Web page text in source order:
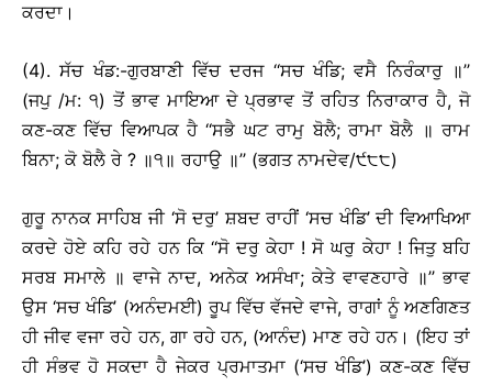
ਕਰਦਾ।
(4). ਸੱਚ ਖੰਡ:-ਗੁਰਬਾਣੀ ਵਿੱਚ ਦਰਜ ‘‘ਸਚ ਖੰਡਿ; ਵਸੈ ਨਿਰੰਕਾਰੁ ॥’’
(ਜਪੁ /ਮ: ੧) ਤੋਂ ਭਾਵ ਮਾਇਆ ਦੇ ਪ੍ਰਭਾਵ ਤੋਂ ਰਹਿਤ ਨਿਰਾਕਾਰ ਹੈ, ਜੋ
ਕਣ-ਕਣ ਵਿੱਚ ਵਿਆਪਕ ਹੈ ‘‘ਸਭੈ ਘਟ ਰਾਮੁ ਬੋਲੈ; ਰਾਮਾ ਬੋਲੈ ॥ ਰਾਮ
ਬਿਨਾ; ਕੋ ਬੋਲੈ ਰੇ ? ॥੧॥ ਰਹਾਉ ॥’’ (ਭਗਤ ਨਾਮਦੇਵ/੯੮੮)
ਗੁਰੂ ਨਾਨਕ ਸਾਹਿਬ ਜੀ ‘ਸੋ ਦਰੁ’ ਸ਼ਬਦ ਰਾਹੀਂ ‘ਸਚ ਖੰਡਿ’ ਦੀ ਵਿਆਖਿਆ
ਕਰਦੇ ਹੋਏ ਕਹਿ ਰਹੇ ਹਨ ਕਿ ‘‘ਸੋ ਦਰੁ ਕੇਹਾ ! ਸੋ ਘਰੁ ਕੇਹਾ ! ਜਿਤੁ ਬਹਿ
ਸਰਬ ਸਮਾਲੇ ॥ ਵਾਜੇ ਨਾਦ, ਅਨੇਕ ਅਸੰਖਾ; ਕੇਤੇ ਵਾਵਣਹਾਰੇ ॥’’ ਭਾਵ
ਉਸ ‘ਸਚ ਖੰਡਿ’ (ਅਨੰਦਮਈ) ਰੂਪ ਵਿੱਚ ਵੱਜਦੇ ਵਾਜੇ, ਰਾਗਾਂ ਨੂੰ ਅਣਗਿਣਤ
ਹੀ ਜੀਵ ਵਜਾ ਰਹੇ ਹਨ, ਗਾ ਰਹੇ ਹਨ, (ਆਨੰਦ) ਮਾਣ ਰਹੇ ਹਨ। (ਇਹ ਤਾਂ
ਹੀ ਸੰਭਵ ਹੋ ਸਕਦਾ ਹੈ ਜੇਕਰ ਪ੍ਰਮਾਤਮਾ (‘ਸਚ ਖੰਡਿ’) ਕਣ-ਕਣ ਵਿੱਚ